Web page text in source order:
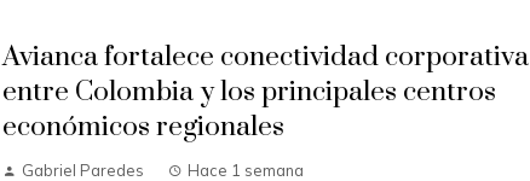
Avianca fortalece conectividad corporativa
entre Colombia y los principales centros
económicos regionales
Gabriel Paredes Hace 1 semana